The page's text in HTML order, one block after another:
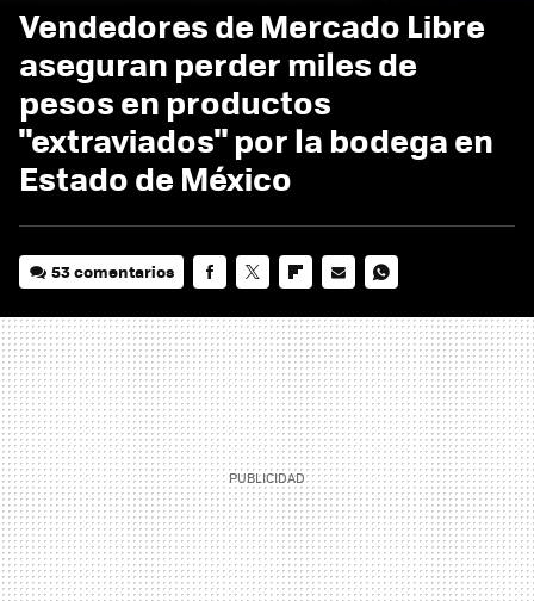
Vendedores de Mercado Libre
aseguran perder miles de
pesos en productos
"extraviados" por la bodega en
Estado de México
53 comentarios
MAIL